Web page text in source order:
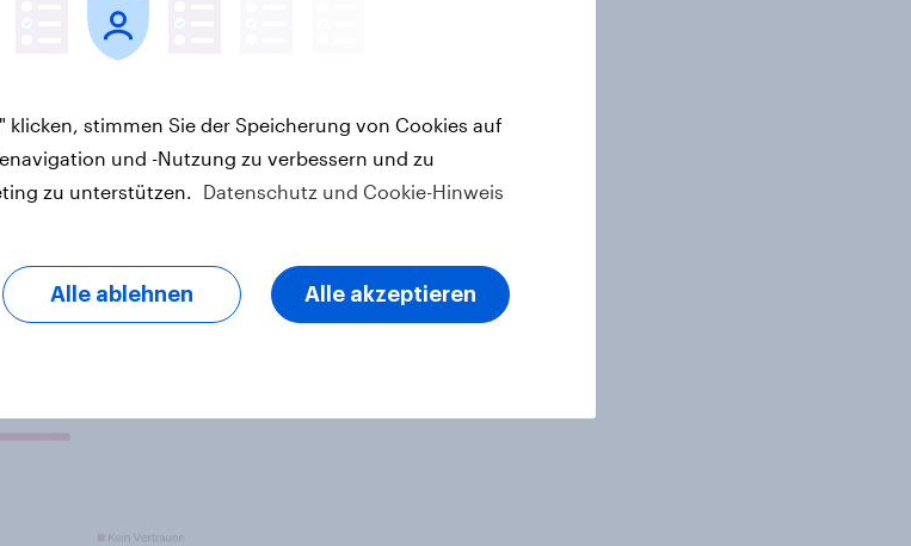
die Europäische
zu
Es folgen die
haben
Davon weisen
gefolgt von den
klicken, stimmen Sie der Speicherung von Cookies auf
und -Nutzung zu verbessern und zu
zu unterstützen. Datenschutz und Cookie-Hinweis
Alle ablehnen Alle akzeptieren